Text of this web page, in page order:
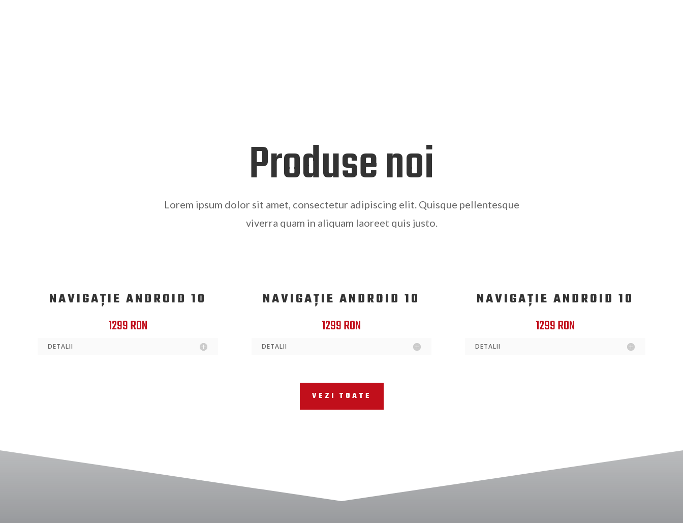
Produse noi
Lorem ipsum dolor sit amet, consectetur adipiscing elit. Quisque pellentesque
viverra quam in aliquam laoreet quis justo.
NAVIGAȚIE ANDROID 10
1299 RON
DETALII
NAVIGAȚIE ANDROID 10
1299 RON
DETALII
NAVIGAȚIE ANDROID 10
1299 RON
DETALII
VEZI TOATE